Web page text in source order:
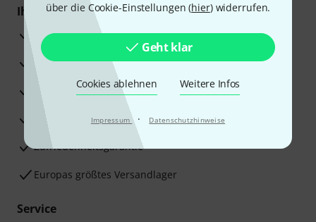
über die Cookie-Einstellungen (hier) widerrufen.
Geht klar
Cookies ablehnen Weitere Infos
Impressum · Datenschutzhinweise
Ihre Vorteile
3 Jahre Thomann Garantie
30 Tage Money-Back-Garantie
Reparaturservice
Beratung durch Fachexperten
Zufriedenheitsgarantie
Europas größtes Versandlager
Service